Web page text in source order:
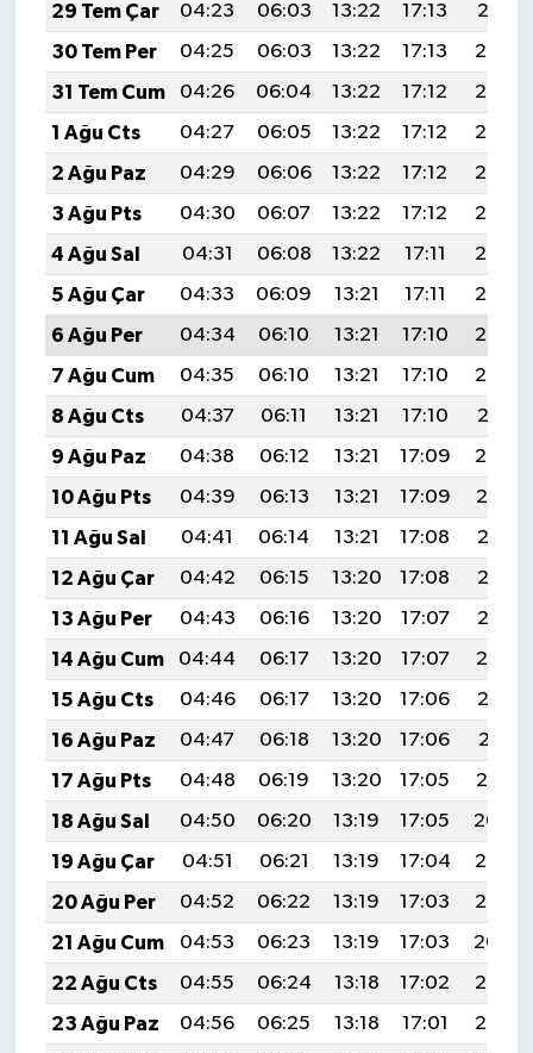
29 Tem Çar
04:23 06:03 13:22 17:13
20:31
30 Tem Per
04:25 06:03 13:22 17:13
20:30
31 Tem Cum
04:26 06:04 13:22 17:12
20:29
1 Ağu Cts
04:27 06:05 13:22 17:12
20:28
2 Ağu Paz
04:29 06:06 13:22 17:12
20:27
3 Ağu Pts
04:30 06:07 13:22 17:12
20:26
4 Ağu Sal
04:31 06:08 13:22 17:11
20:25
5 Ağu Çar
04:33 06:09 13:21 17:11
20:24
6 Ağu Per
04:34 06:10 13:21 17:10
20:23
7 Ağu Cum
04:35 06:10 13:21 17:10
20:22
8 Ağu Cts
04:37 06:11 13:21 17:10
20:21
9 Ağu Paz
04:38 06:12 13:21 17:09
20:20
10 Ağu Pts
04:39 06:13 13:21 17:09
20:19
11 Ağu Sal
04:41 06:14 13:21 17:08
20:17
12 Ağu Çar
04:42 06:15 13:20 17:08
20:16
13 Ağu Per
04:43 06:16 13:20 17:07
20:15
14 Ağu Cum
04:44 06:17 13:20 17:07
20:14
15 Ağu Cts
04:46 06:17 13:20 17:06
20:12
16 Ağu Paz
04:47 06:18 13:20 17:06
20:11
17 Ağu Pts
04:48 06:19 13:20 17:05
20:10
18 Ağu Sal
04:50 06:20 13:19 17:05
20:09
19 Ağu Çar
04:51 06:21 13:19 17:04
20:07
20 Ağu Per
04:52 06:22 13:19 17:03
20:06
21 Ağu Cum
04:53 06:23 13:19 17:03
20:04
22 Ağu Cts
04:55 06:24 13:18 17:02
20:03
23 Ağu Paz
04:56 06:25 13:18 17:01
20:02